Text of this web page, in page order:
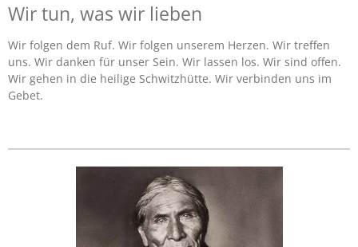
Wir tun, was wir lieben
Wir folgen dem Ruf. Wir folgen unserem Herzen. Wir treffen
uns. Wir danken für unser Sein. Wir lassen los. Wir sind offen.
Wir gehen in die heilige Schwitzhütte. Wir verbinden uns im
Gebet.